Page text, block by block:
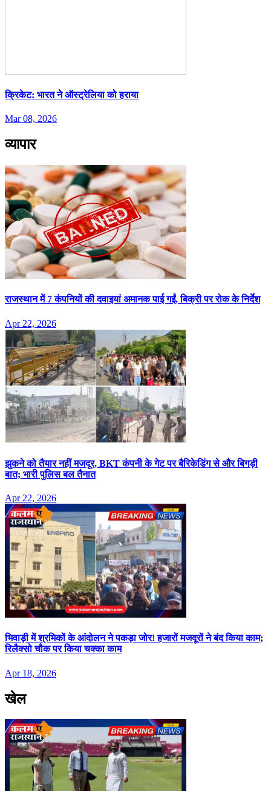
क्रिकेट: भारत ने ऑस्ट्रेलिया को हराया
Mar 08, 2026
व्यापार
राजस्थान में 7 कंपनियों की दवाइयां अमानक पाई गईं, बिक्री पर रोक के निर्देश
Apr 22, 2026
झुकने को तैयार नहीं मजदूर, BKT कंपनी के गेट पर बैरिकेडिंग से और बिगड़ी
बात; भारी पुलिस बल तैनात
Apr 22, 2026
भिवाड़ी में श्रमिकों के आंदोलन ने पकड़ा जोर! हजारों मजदूरों ने बंद किया काम;
रिलैक्सो चौक पर किया चक्का काम
Apr 18, 2026
खेल